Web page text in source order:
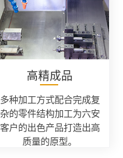
高精成品
多种加工方式配合完成复
杂的零件结构加工为六安
客户的出色产品打造出高
质量的原型。